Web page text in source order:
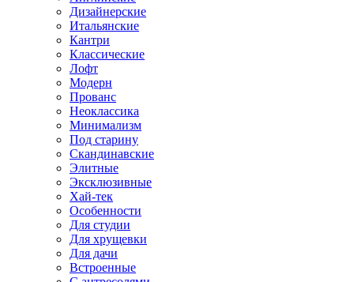
Дизайнерские
Итальянские
Кантри
Классические
Лофт
Модерн
Прованс
Неоклассика
Минимализм
Под старину
Скандинавские
Элитные
Эксклюзивные
Хай-тек
Особенности
Для студии
Для хрущевки
Для дачи
Встроенные